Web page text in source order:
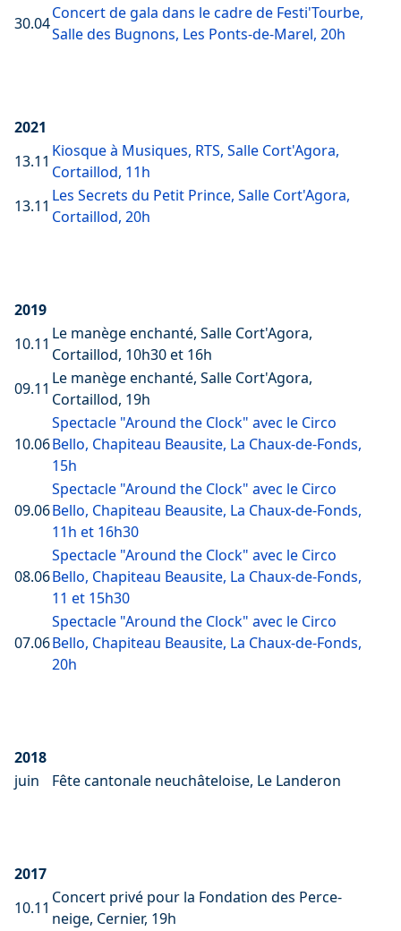
30.04
Concert de gala dans le cadre de Festi'Tourbe,
Salle des Bugnons, Les Ponts-de-Marel, 20h
2021
13.11
Kiosque à Musiques, RTS, Salle Cort'Agora,
Cortaillod, 11h
13.11
Les Secrets du Petit Prince, Salle Cort'Agora,
Cortaillod, 20h
2019
10.11
Le manège enchanté, Salle Cort'Agora,
Cortaillod, 10h30 et 16h
09.11
Le manège enchanté, Salle Cort'Agora,
Cortaillod, 19h
10.06
Spectacle "Around the Clock" avec le Circo
Bello, Chapiteau Beausite, La Chaux-de-Fonds,
15h
09.06
Spectacle "Around the Clock" avec le Circo
Bello, Chapiteau Beausite, La Chaux-de-Fonds,
11h et 16h30
08.06
Spectacle "Around the Clock" avec le Circo
Bello, Chapiteau Beausite, La Chaux-de-Fonds,
11 et 15h30
07.06
Spectacle "Around the Clock" avec le Circo
Bello, Chapiteau Beausite, La Chaux-de-Fonds,
20h
2018
juin
Fête cantonale neuchâteloise, Le Landeron
2017
10.11
Concert privé pour la Fondation des Perce-
neige, Cernier, 19h